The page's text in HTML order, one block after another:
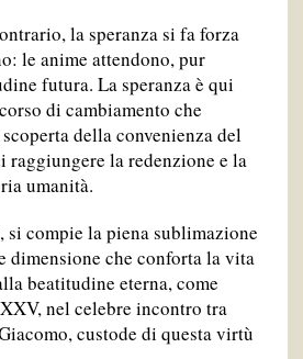
la speranza si fa forza
le anime attendono, pur
futura. La speranza è qui
di cambiamento che
della convenienza del
raggiungere la redenzione e la
umanità.
si compie la piena sublimazione
dimensione che conforta la vita
beatitudine eterna, come
nel celebre incontro tra
custode di questa virtù